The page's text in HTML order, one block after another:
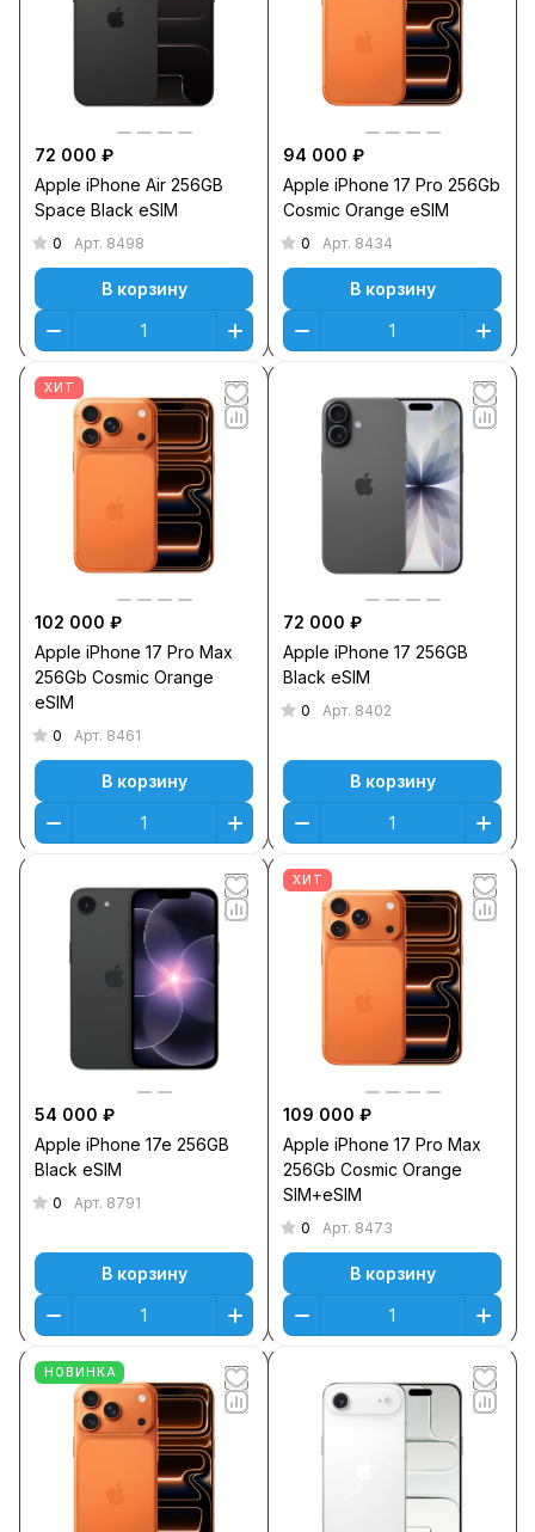
72 000 ₽
Apple iPhone Air 256GB
Space Black eSIM
0 Арт. 8498
В корзину
94 000 ₽
Apple iPhone 17 Pro 256Gb
Cosmic Orange eSIM
0 Арт. 8434
В корзину
ХИТ
102 000 ₽
Apple iPhone 17 Pro Max
256Gb Cosmic Orange
eSIM
0 Арт. 8461
В корзину
72 000 ₽
Apple iPhone 17 256GB
Black eSIM
0 Арт. 8402
В корзину
54 000 ₽
Apple iPhone 17e 256GB
Black eSIM
0 Арт. 8791
В корзину
ХИТ
109 000 ₽
Apple iPhone 17 Pro Max
256Gb Cosmic Orange
SIM+eSIM
0 Арт. 8473
В корзину
НОВИНКА